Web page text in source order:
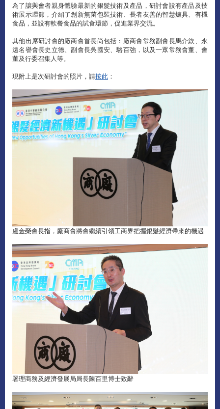
為了讓與會者親身體驗最新的銀髮技術及產品，研討會設有產品及技
術展示環節，介紹了創新無菌包裝技術、長者友善的智慧爐具、有機
食品，並設有軟餐食品的試食環節，促進業界交流。
其他出席研討會的廠商會首長尚包括：廠商會常務副會長馬介欽、永
遠名譽會長史立德、副會長吳國安、駱百強，以及一眾常務會董、會
董及行委召集人等。
現附上是次研討會的照片，請按此 ：
盧金榮會長指，廠商會將會繼續引領工商界把握銀髮經濟帶來的機遇
署理商務及經濟發展局局長陳百里博士致辭